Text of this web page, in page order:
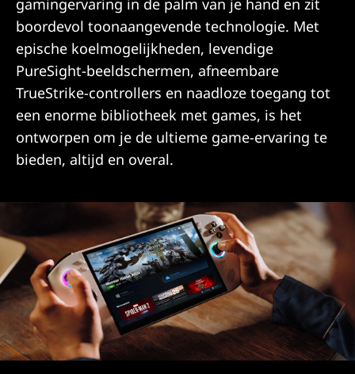
gamingervaring in de palm van je hand en zit
boordevol toonaangevende technologie. Met
epische koelmogelijkheden, levendige
PureSight-beeldschermen, afneembare
TrueStrike-controllers en naadloze toegang tot
een enorme bibliotheek met games, is het
ontworpen om je de ultieme game-ervaring te
bieden, altijd en overal.